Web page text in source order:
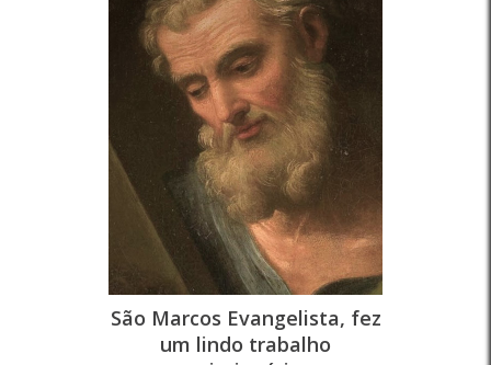
São Marcos Evangelista, fez
um lindo trabalho